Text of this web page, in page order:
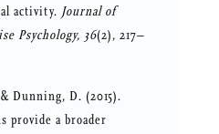
activity. Journal of
Psychology, 36(2), 217–
Dunning, D. (2015).
provide a broader